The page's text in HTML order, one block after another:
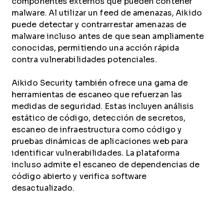
malware. Al utilizar un feed de amenazas, Aikido
puede detectar y contrarrestar amenazas de
malware incluso antes de que sean ampliamente
conocidas, permitiendo una acción rápida
contra vulnerabilidades potenciales.
Aikido Security también ofrece una gama de
herramientas de escaneo que refuerzan las
medidas de seguridad. Estas incluyen análisis
estático de código, detección de secretos,
escaneo de infraestructura como código y
pruebas dinámicas de aplicaciones web para
identificar vulnerabilidades. La plataforma
incluso admite el escaneo de dependencias de
código abierto y verifica software
desactualizado.